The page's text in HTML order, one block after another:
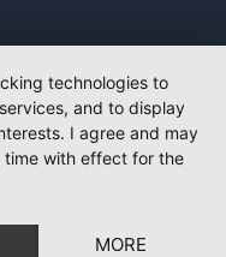
technologies to
and to display
I agree and may
time with effect for the
MORE